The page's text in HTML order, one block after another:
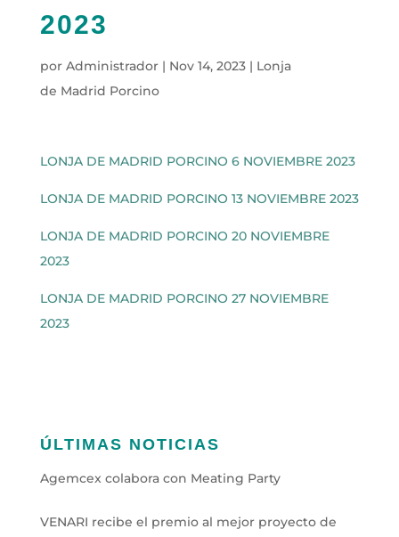
2023
por Administrador| Nov 14, 2023| Lonja
de Madrid Porcino
LONJA DE MADRID PORCINO 6 NOVIEMBRE 2023
LONJA DE MADRID PORCINO 13 NOVIEMBRE 2023
LONJA DE MADRID PORCINO 20 NOVIEMBRE
2023
LONJA DE MADRID PORCINO 27 NOVIEMBRE
2023
ÚLTIMAS NOTICIAS
Agemcex colabora con Meating Party
VENARI recibe el premio al mejor proyecto de